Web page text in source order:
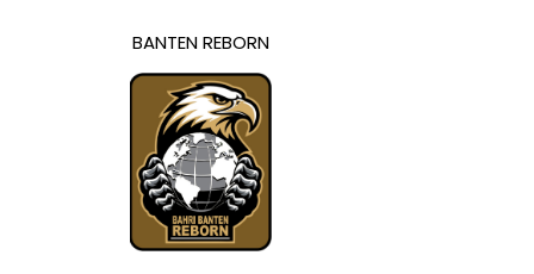
BANTEN REBORN